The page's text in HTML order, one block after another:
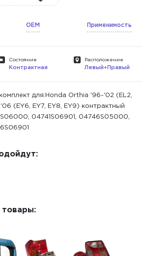
OEM Применимость
Состояние
Контрактная
Расположение
Левый+Правый
для:Honda Orthia '96-'02 (EL2,
(EY6, EY7, EY8, EY9) контрактный
04741S06901, 04746S05000,